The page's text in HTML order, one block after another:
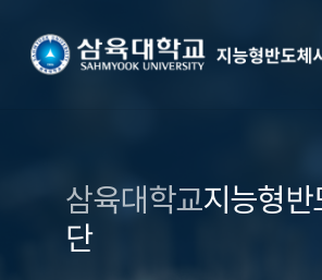
삼육대학교지능형반
단